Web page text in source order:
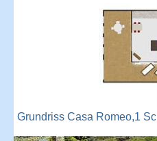
Grundriss Casa Romeo,1